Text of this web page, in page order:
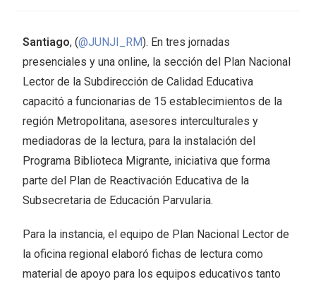
Santiago, (@JUNJI_RM). En tres jornadas
presenciales y una online, la sección del Plan Nacional
Lector de la Subdirección de Calidad Educativa
capacitó a funcionarias de 15 establecimientos de la
región Metropolitana, asesores interculturales y
mediadoras de la lectura, para la instalación del
Programa Biblioteca Migrante, iniciativa que forma
parte del Plan de Reactivación Educativa de la
Subsecretaria de Educación Parvularia.
Para la instancia, el equipo de Plan Nacional Lector de
la oficina regional elaboró fichas de lectura como
material de apoyo para los equipos educativos tanto